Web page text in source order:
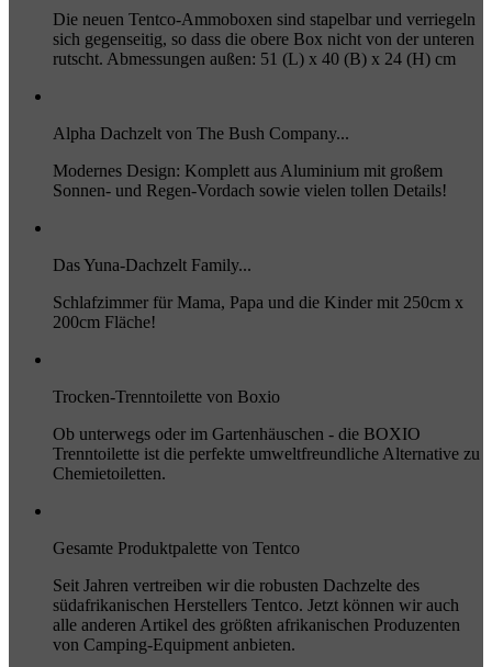
Die neuen Tentco-Ammoboxen sind stapelbar und verriegeln
sich gegenseitig, so dass die obere Box nicht von der unteren
rutscht. Abmessungen außen: 51 (L) x 40 (B) x 24 (H) cm
Alpha Dachzelt von The Bush Company...
Modernes Design: Komplett aus Aluminium mit großem
Sonnen- und Regen-Vordach sowie vielen tollen Details!
Das Yuna-Dachzelt Family...
Schlafzimmer für Mama, Papa und die Kinder mit 250cm x
200cm Fläche!
Trocken-Trenntoilette von Boxio
Ob unterwegs oder im Gartenhäuschen - die BOXIO
Trenntoilette ist die perfekte umweltfreundliche Alternative zu
Chemietoiletten.
Gesamte Produktpalette von Tentco
Seit Jahren vertreiben wir die robusten Dachzelte des
südafrikanischen Herstellers Tentco. Jetzt können wir auch
alle anderen Artikel des größten afrikanischen Produzenten
von Camping-Equipment anbieten.